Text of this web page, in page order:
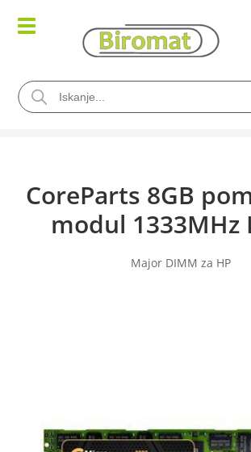
CoreParts 8GB
modul 1333MHz
Major DIMM za HP